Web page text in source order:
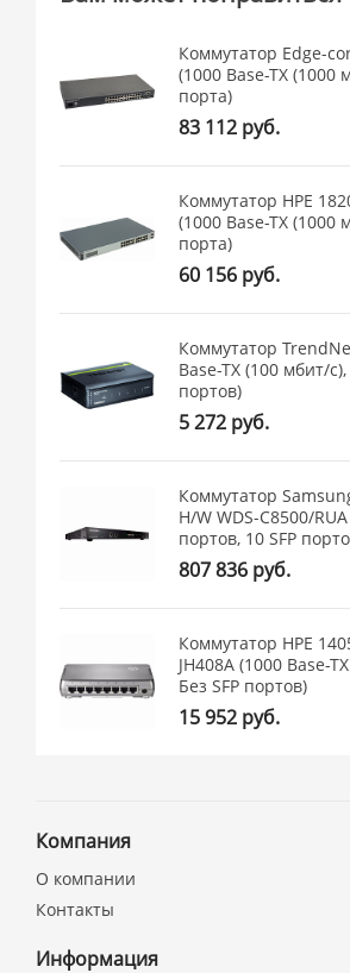
Коммутатор Edge-
(1000 Base-TX (1000
порта)
83 112 руб.
Коммутатор HPE
(1000 Base-TX (1000
порта)
60 156 руб.
Коммутатор
Base-TX (100 мбит/с),
портов)
5 272 руб.
Коммутатор
H/W WDS-C8500/
портов, 10 SFP
807 836 руб.
Коммутатор HPE
JH408A (1000 Base-
Без SFP портов)
15 952 руб.
Компания
О компании
Контакты
Информация